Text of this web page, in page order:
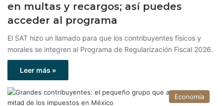
en multas y recargos; así puedes
acceder al programa
El SAT hizo un llamado para que los contribuyentes físicos y
morales se integren al Programa de Regularización Fiscal 2026.
Leer más »
Economía